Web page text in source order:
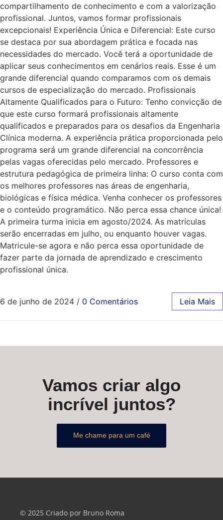
compartilhamento de conhecimento e com a valorização
profissional. Juntos, vamos formar profissionais
excepcionais! Experiência Única e Diferencial: Este curso
se destaca por sua abordagem prática e focada nas
necessidades do mercado. Você terá a oportunidade de
aplicar seus conhecimentos em cenários reais. Esse é um
grande diferencial quando comparamos com os demais
cursos de especialização do mercado. Profissionais
Altamente Qualificados para o Futuro: Tenho convicção de
que este curso formará profissionais altamente
qualificados e preparados para os desafios da Engenharia
Clínica moderna. A experiência prática proporcionada pelo
programa será um grande diferencial na concorrência
pelas vagas oferecidas pelo mercado. Professores e
estrutura pedagógica de primeira linha: O curso conta com
os melhores professores nas áreas de engenharia,
biológicas e física médica. Venha conhecer os professores
e o conteúdo programático. Não perca essa chance única!
A primeira turma inicia em agosto/2024. As matrículas
serão encerradas em julho, ou enquanto houver vagas.
Matricule-se agora e não perca essa oportunidade de
fazer parte da jornada de aprendizado e crescimento
profissional única.
6 de junho de 2024 / 0 Comentários Leia Mais
Vamos criar algo
incrível juntos?
Me chame para um café
© 2025 Criado por Bruno Roma